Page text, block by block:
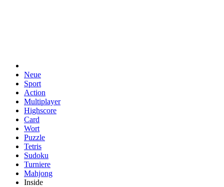
Neue
Sport
Action
Multiplayer
Highscore
Card
Wort
Puzzle
Tetris
Sudoku
Turniere
Mahjong
Inside